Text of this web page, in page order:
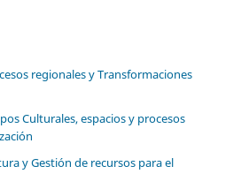
regionales y Transformaciones
Culturales, espacios y procesos
y Gestión de recursos para el